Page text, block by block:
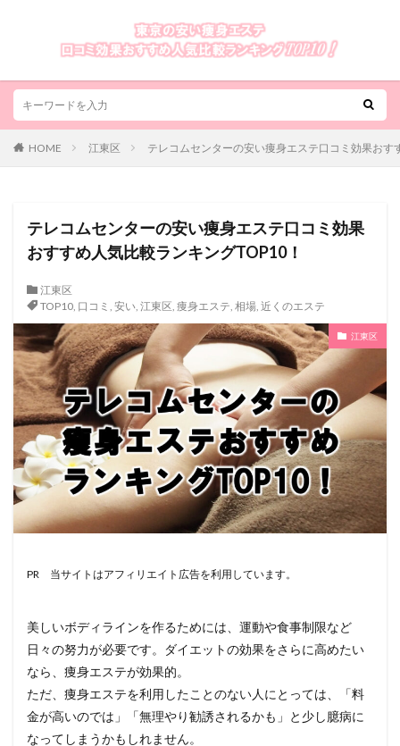
HOME 江東区 テレコムセンターの安い痩身エステ口コミ効果おす
テレコムセンターの安い痩身エステ口コミ効果
おすすめ人気比較ランキングTOP10！
江東区
TOP10, 口コミ , 安い, 江東区, 痩身エステ, 相場, 近くのエステ
江東区
PR 当サイトはアフィリエイト広告を利用しています。
美しいボディラインを作るためには、運動や食事制限など
日々の努力が必要です。ダイエットの効果をさらに高めたい
なら、痩身エステが効果的。
ただ、痩身エステを利用したことのない人にとっては、「料
金が高いのでは」「無理やり勧誘されるかも」と少し臆病に
なってしまうかもしれません。